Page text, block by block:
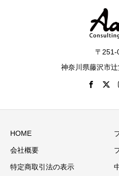
〒251-
神奈川県藤沢市
HOME
会社概要
特定商取引法の表示